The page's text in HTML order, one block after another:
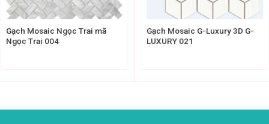
Gạch Mosaic Ngọc Trai mã
Ngọc Trai 004
Gạch Mosaic G-Luxury 3D G-
LUXURY 021